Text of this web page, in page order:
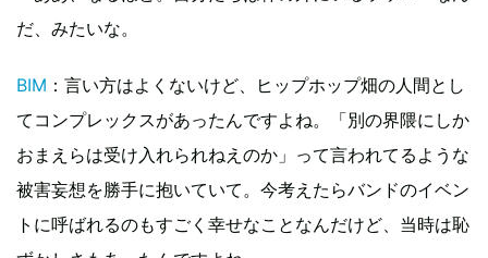
だ、みたいな。
BIM ：言い方はよくないけど、ヒップホップ畑の人間とし
てコンプレックスがあったんですよね。「別の界隈にしか
おまえらは受け入れられねえのか」って言われてるような
被害妄想を勝手に抱いていて。今考えたらバンドのイベン
トに呼ばれるのもすごく幸せなことなんだけど、当時は恥